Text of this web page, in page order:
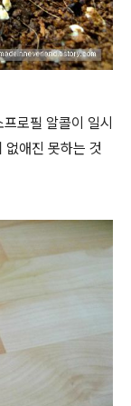
로필 알콜이 일시
없애진 못하는 것